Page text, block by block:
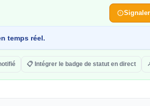
temps réel.
📋 Intégrer le badge de statut en direct